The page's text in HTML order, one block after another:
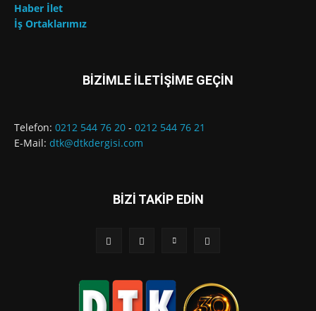
Haber İlet
İş Ortaklarımız
BİZİMLE İLETİŞİME GEÇİN
Telefon: 0212 544 76 20 - 0212 544 76 21
E-Mail: dtk@dtkdergisi.com
BİZİ TAKİP EDİN